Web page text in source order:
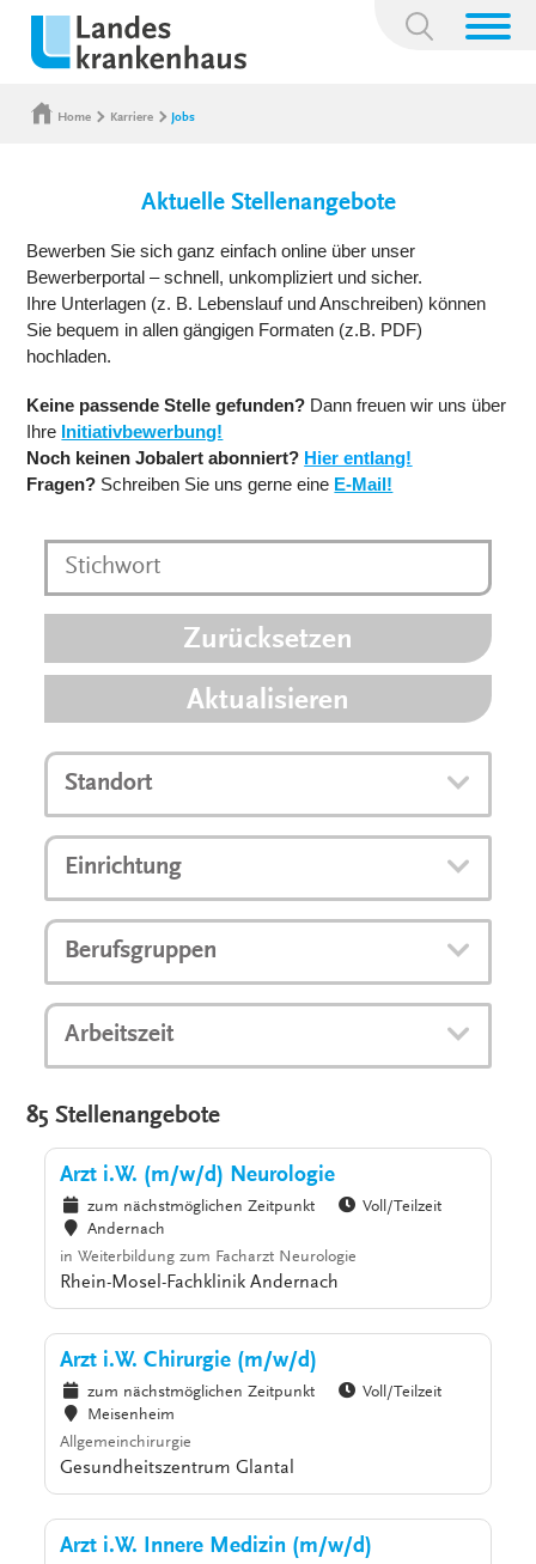
Suchbegriff:
Home Karriere Jobs
Aktuelle Stellenangebote
Bewerben Sie sich ganz einfach online über unser
Bewerberportal – schnell, unkompliziert und sicher.
Ihre Unterlagen (z. B. Lebenslauf und Anschreiben) können
Sie bequem in allen gängigen Formaten (z.B. PDF)
hochladen.
Keine passende Stelle gefunden? Dann freuen wir uns über
Ihre Initiativbewerbung!
Noch keinen Jobalert abonniert? Hier entlang!
Fragen? Schreiben Sie uns gerne eine E-Mail!
Zurücksetzen
Aktualisieren
Standort
Einrichtung
Berufsgruppen
Arbeitszeit
85 Stellenangebote
Arzt i.W. (m/w/d) Neurologie
zum nächstmöglichen Zeitpunkt
Voll/Teilzeit
Andernach
in Weiterbildung zum Facharzt Neurologie
Rhein-Mosel-Fachklinik Andernach
Arzt i.W. Chirurgie (m/w/d)
zum nächstmöglichen Zeitpunkt
Voll/Teilzeit
Meisenheim
Allgemeinchirurgie
Gesundheitszentrum Glantal
Arzt i.W. Innere Medizin (m/w/d)